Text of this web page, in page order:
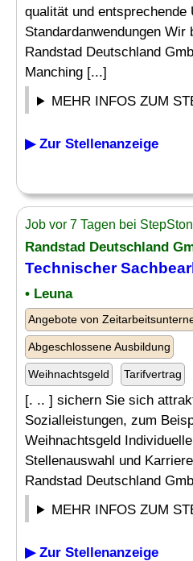
qualität und entsprechende
Standardanwendungen Wir
Randstad Deutschland
Manching [...]
MEHR INFOS ZUM
▶ Zur Stellenanzeige
Job vor 7 Tagen bei
Randstad Deutschland
Technischer
• Leuna
Angebote von
Abgeschlossene Ausbildung
Weihnachtsgeld Tarifvertrag
[. .. ] sichern Sie sich
Sozialleistungen, zum
Weihnachtsgeld
Stellenauswahl und
Randstad Deutschland
MEHR INFOS ZUM
▶ Zur Stellenanzeige